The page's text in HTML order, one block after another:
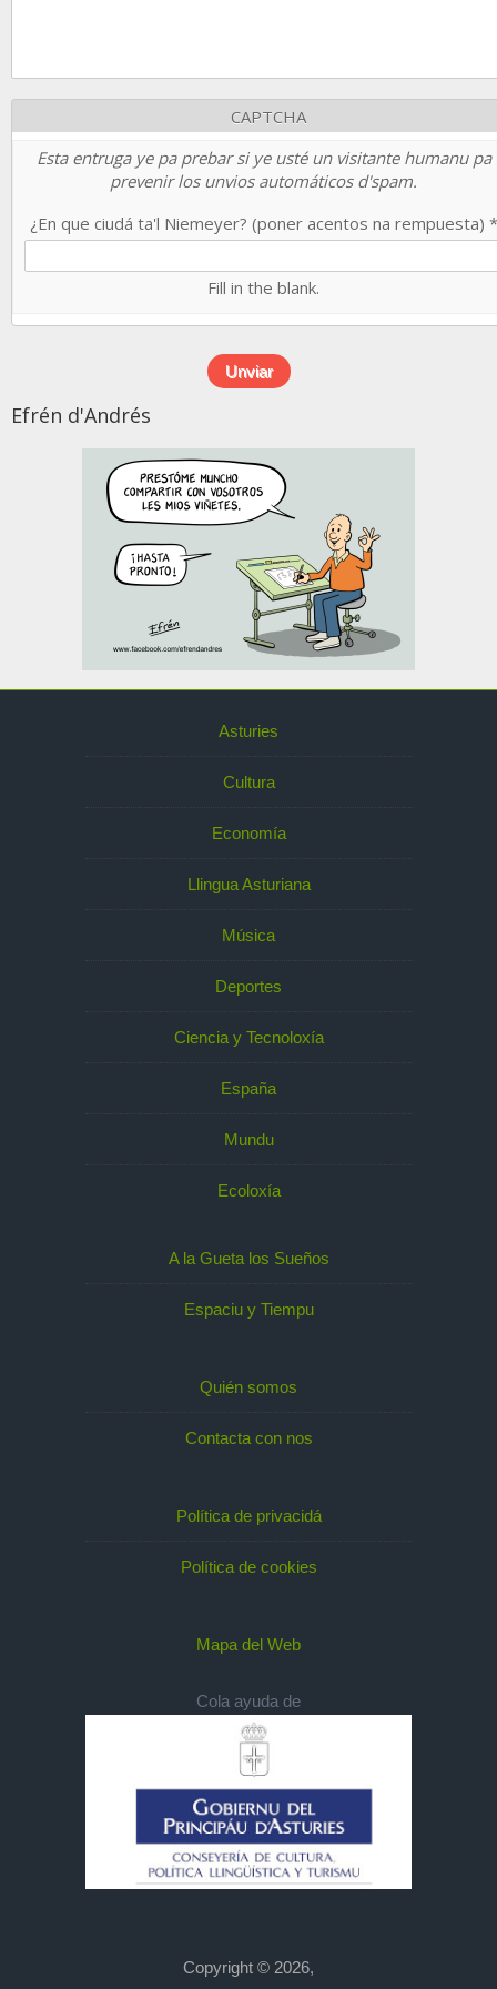
CAPTCHA
Esta entruga ye pa prebar si ye usté un visitante humanu pa
prevenir los unvios automáticos d'spam.
¿En que ciudá ta'l Niemeyer? (poner acentos na rempuesta) *
Fill in the blank.
Efrén d'Andrés
Asturies
Cultura
Economía
Llingua Asturiana
Música
Deportes
Ciencia y Tecnoloxía
España
Mundu
Ecoloxía
A la Gueta los Sueños
Espaciu y Tiempu
Quién somos
Contacta con nos
Política de privacidá
Política de cookies
Mapa del Web
Cola ayuda de
Copyright © 2026,